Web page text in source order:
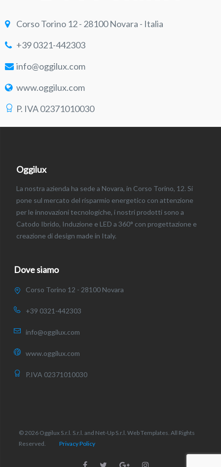
Corso Torino 12 - 28100 Novara - Italia
+39 0321-442303
info@oggilux.com
www.oggilux.com
P. IVA 02371010030
Oggilux
La nostra azienda ha sede a Novara, in Corso Torino, 12. Si
pone sul mercato del risparmio energetico con attenzione
per le innovazioni tecnologiche, i nostri prodotti sono a
Catodo Ibrido, Induzione e LED a 360° con progettazione e
creazione di design made in Italy.
Dove siamo
Corso Torino 12 - 28100 Novara
+39 0321-442303
info@oggilux.com
www.oggilux.com
P.IVA 02371010030
© 2026 Oggilux S.r.l. S.r.l. and Net-Up S.r.l. Web Templates. All Rights
Reserved.
Privacy Policy